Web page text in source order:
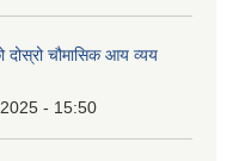
चौमासिक आय व्यय
- 15:50